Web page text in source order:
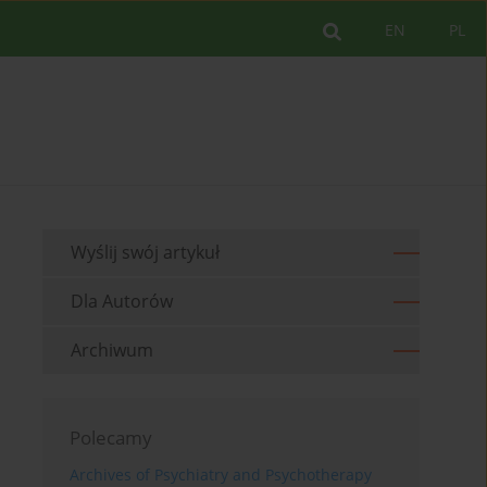
PL
EN
Wyślij swój artykuł
Dla Autorów
Archiwum
Polecamy
Archives of Psychiatry and Psychotherapy